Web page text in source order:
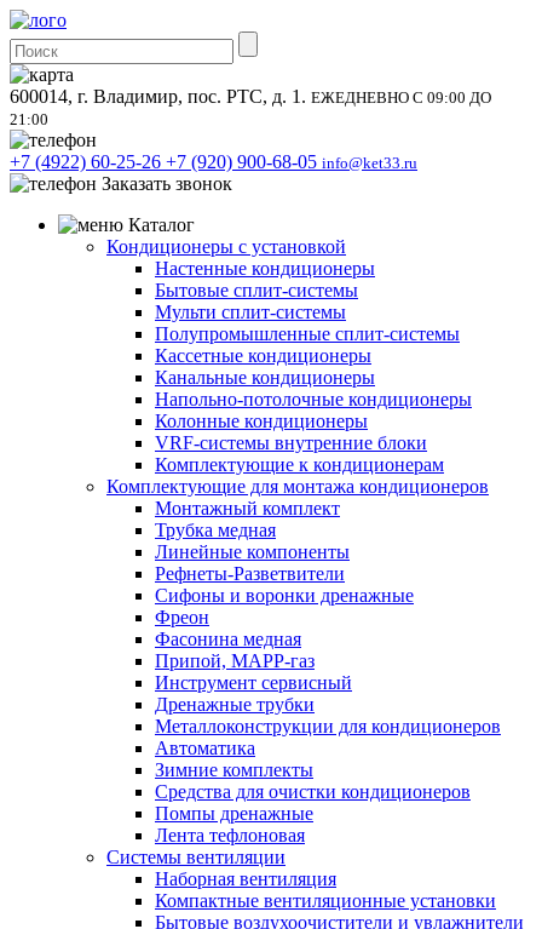
600014, г. Владимир, пос. РТС, д. 1. ЕЖЕДНЕВНО С 09:00 ДО
21:00
+7 (4922) 60-25-26 +7 (920) 900-68-05 info@ket33.ru
Заказать звонок
Каталог
Кондиционеры с установкой
Настенные кондиционеры
Бытовые сплит-системы
Мульти сплит-системы
Полупромышленные сплит-системы
Кассетные кондиционеры
Канальные кондиционеры
Напольно-потолочные кондиционеры
Колонные кондиционеры
VRF-системы внутренние блоки
Комплектующие к кондиционерам
Комплектующие для монтажа кондиционеров
Монтажный комплект
Трубка медная
Линейные компоненты
Рефнеты-Разветвители
Сифоны и воронки дренажные
Фреон
Фасонина медная
Припой, МАРР-газ
Инструмент сервисный
Дренажные трубки
Металлоконструкции для кондиционеров
Автоматика
Зимние комплекты
Средства для очистки кондиционеров
Помпы дренажные
Лента тефлоновая
Системы вентиляции
Наборная вентиляция
Компактные вентиляционные установки
Бытовые воздухоочистители и увлажнители